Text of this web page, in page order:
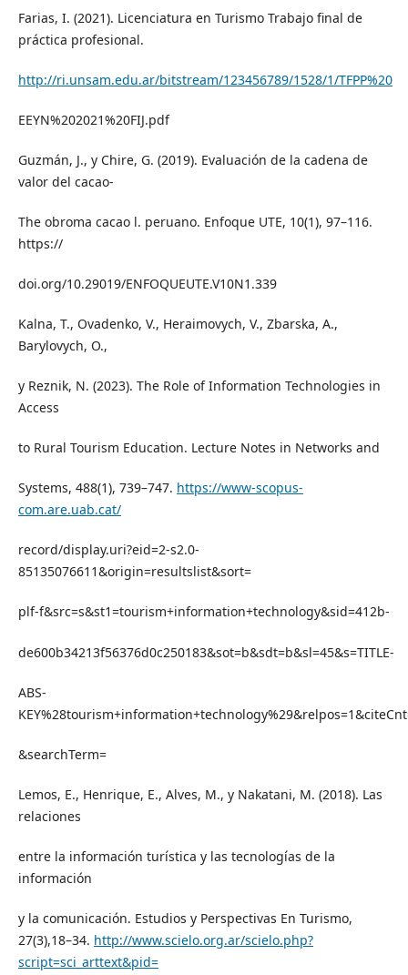
Farias, I. (2021). Licenciatura en Turismo Trabajo final de
práctica profesional.
http://ri.unsam.edu.ar/bitstream/123456789/1528/1/TFPP%20
EEYN%202021%20FIJ.pdf
Guzmán, J., y Chire, G. (2019). Evaluación de la cadena de
valor del cacao-
The obroma cacao l. peruano. Enfoque UTE, 10(1), 97–116.
https://
doi.org/10.29019/ENFOQUEUTE.V10N1.339
Kalna, T., Ovadenko, V., Heraimovych, V., Zbarska, A.,
Barylovych, O.,
y Reznik, N. (2023). The Role of Information Technologies in
Access
to Rural Tourism Education. Lecture Notes in Networks and
Systems, 488(1), 739–747. https://www-scopus-
com.are.uab.cat/
record/display.uri?eid=2-s2.0-
85135076611&origin=resultslist&sort=
plf-f&src=s&st1=tourism+information+technology&sid=412b-
de600b34213f56376d0c250183&sot=b&sdt=b&sl=45&s=TITLE-
ABS-
&searchTerm=
Lemos, E., Henrique, E., Alves, M., y Nakatani, M. (2018). Las
relaciones
entre la información turística y las tecnologías de la
información
y la comunicación. Estudios y Perspectivas En Turismo,
27(3),18–34. http://www.scielo.org.ar/scielo.php?
script=sci_arttext&pid=